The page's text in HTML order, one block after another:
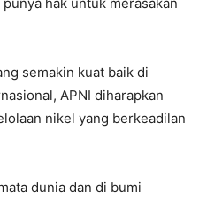
semakin kuat baik di
APNI diharapkan
nikel yang berkeadilan
dunia dan di bumi